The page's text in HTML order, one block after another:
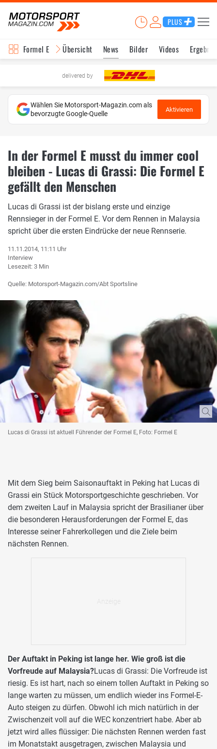
PLUS
Formel E Übersicht News Bilder Videos
delivered by
Wählen Sie Motorsport-Magazin.com als
bevorzugte Google-Quelle
Aktivieren
In der Formel E musst du immer cool
bleiben - Lucas di Grassi: Die Formel E
gefällt den Menschen
Lucas di Grassi ist der bislang erste und einzige
Rennsieger in der Formel E. Vor dem Rennen in Malaysia
spricht über die ersten Eindrücke der neue Rennserie.
11.11.2014, 11:11 Uhr
Interview
Lesezeit: 3 Min
Quelle: Motorsport-Magazin.com/Abt Sportsline
Lucas di Grassi ist aktuell Führender der Formel E, Foto: Formel E
Mit dem Sieg beim Saisonauftakt in Peking hat Lucas di
Grassi ein Stück Motorsportgeschichte geschrieben. Vor
dem zweiten Lauf in Malaysia spricht der Brasilianer über
die besonderen Herausforderungen der Formel E, das
Interesse seiner Fahrerkollegen und die Ziele beim
nächsten Rennen.
Der Auftakt in Peking ist lange her. Wie groß ist die
Vorfreude auf Malaysia?Lucas di Grassi: Die Vorfreude ist
riesig. Es ist hart, nach so einem tollen Auftakt in Peking so
lange warten zu müssen, um endlich wieder ins Formel-E-
Auto steigen zu dürfen. Obwohl ich mich natürlich in der
Zwischenzeit voll auf die WEC konzentriert habe. Aber ab
jetzt wird alles flüssiger: Die nächsten Rennen werden fast
im Monatstakt ausgetragen, zwischen Malaysia und